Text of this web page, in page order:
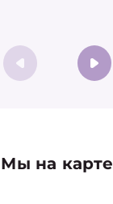
Мы на карте